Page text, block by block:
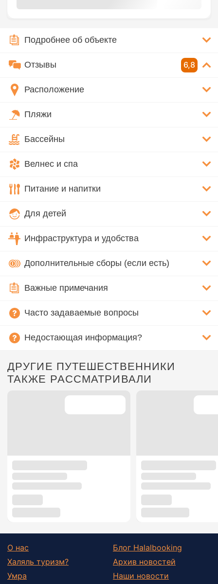
Подробнее об объекте
Отзывы 6,8
Расположение
Пляжи
Бассейны
Велнес и спа
Питание и напитки
Для детей
Инфраструктура и удобства
Дополнительные сборы (если есть)
Важные примечания
Часто задаваемые вопросы
Недостающая информация?
ДРУГИЕ ПУТЕШЕСТВЕННИКИ
ТАКЖЕ РАССМАТРИВАЛИ
О нас
Халяль туризм?
Умра
Блог Halalbooking
Архив новостей
Наши новости